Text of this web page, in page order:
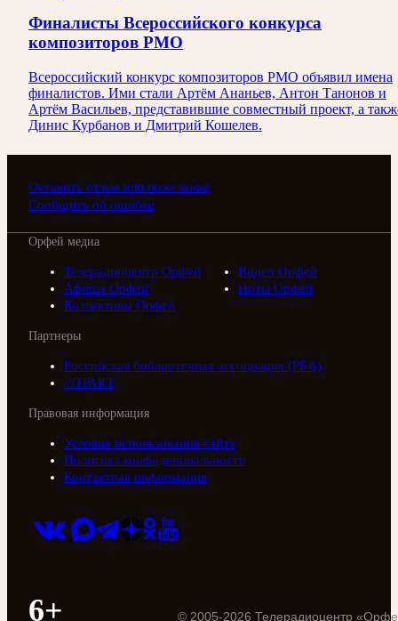
Финалисты Всероссийского конкурса
композиторов РМО
Всероссийский конкурс композиторов РМО объявил имена
финалистов. Ими стали Артём Ананьев, Антон Танонов и
Артём Васильев, представившие совместный проект, а
Динис Курбанов и Дмитрий Кошелев.
Оставить отзыв или пожелание
Сообщить об ошибке
Орфей медиа
Телерадиоцентр Орфей
Видео Орфей
Афиша Орфей
Ноты Орфей
Коллективы Орфей
Партнеры
Российская библиотечная ассоциация (РБА)
///ТРАКТ
Правовая информация
Условия использования сайта
Политика конфиденциальности
Контактная информация
6+ © 2005-2026 Телерадиоцентр